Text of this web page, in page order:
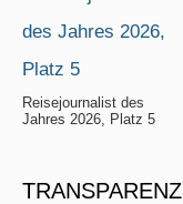
Reisejournalist des
Jahres 2026, Platz 5
TRANSPARENZ